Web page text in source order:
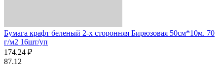
Бумага крафт беленый 2-х сторонняя Бирюзовая 50см*10м. 70
г/м2 16шт/уп
174.24 ₽
87.12